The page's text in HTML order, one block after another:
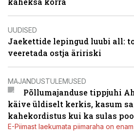
UUDISED
Jaekettide lepingud luubi all:
veeretada ostja äririski
MAJANDUSTULEMUSED
Põllumajanduse tippjuhi
käive üldiselt kerkis, kasum
kahekordistus kui ka sulas
E-Piimast laekumata piimaraha on